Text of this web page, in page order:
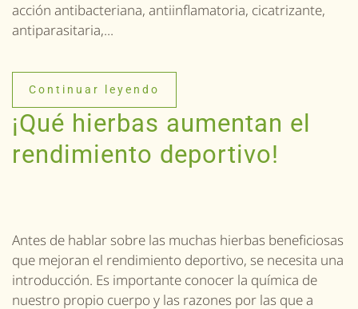
acción antibacteriana, antiinflamatoria, cicatrizante,
antiparasitaria,...
Continuar leyendo
¡Qué hierbas aumentan el
rendimiento deportivo!
Antes de hablar sobre las muchas hierbas beneficiosas
que mejoran el rendimiento deportivo, se necesita una
introducción. Es importante conocer la química de
nuestro propio cuerpo y las razones por las que a